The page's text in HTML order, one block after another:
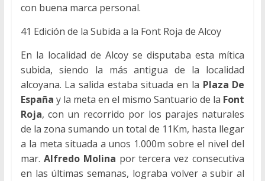
con buena marca personal.
41 Edición de la Subida a la Font Roja de Alcoy
En la localidad de Alcoy se disputaba esta mítica
subida, siendo la más antigua de la localidad
alcoyana. La salida estaba situada en la Plaza De
España y la meta en el mismo Santuario de la Font
Roja, con un recorrido por los parajes naturales
de la zona sumando un total de 11Km, hasta llegar
a la meta situada a unos 1.000m sobre el nivel del
mar. Alfredo Molina por tercera vez consecutiva
en las últimas semanas, lograba volver a subir al